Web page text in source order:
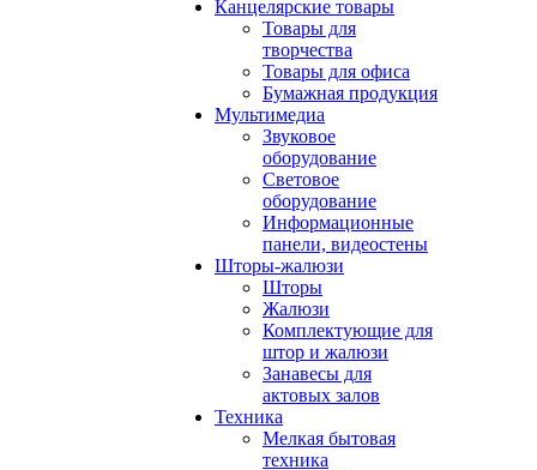
Канцелярские товары
Товары для
творчества
Товары для офиса
Бумажная продукция
Мультимедиа
Звуковое
оборудование
Световое
оборудование
Информационные
панели, видеостены
Шторы-жалюзи
Шторы
Жалюзи
Комплектующие для
штор и жалюзи
Занавесы для
актовых залов
Техника
Мелкая бытовая
техника